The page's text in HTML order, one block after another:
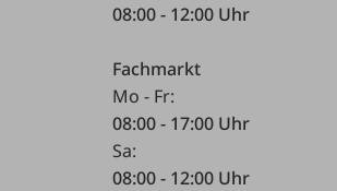
08:00 - 12:00 Uhr
Fachmarkt
Mo - Fr:
08:00 - 17:00 Uhr
Sa:
08:00 - 12:00 Uhr